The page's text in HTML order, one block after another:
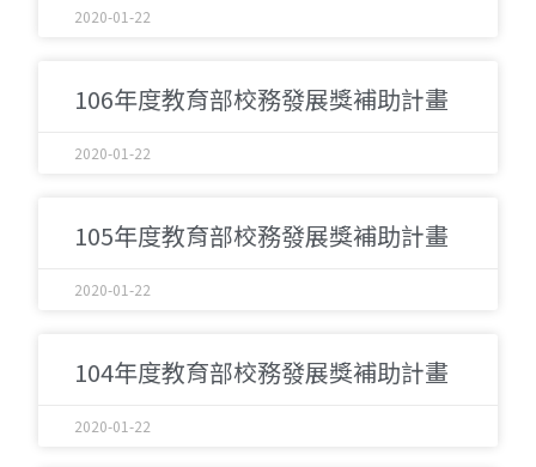
2020-01-22
106年度教育部校務發展獎補助計畫
2020-01-22
105年度教育部校務發展獎補助計畫
2020-01-22
104年度教育部校務發展獎補助計畫
2020-01-22